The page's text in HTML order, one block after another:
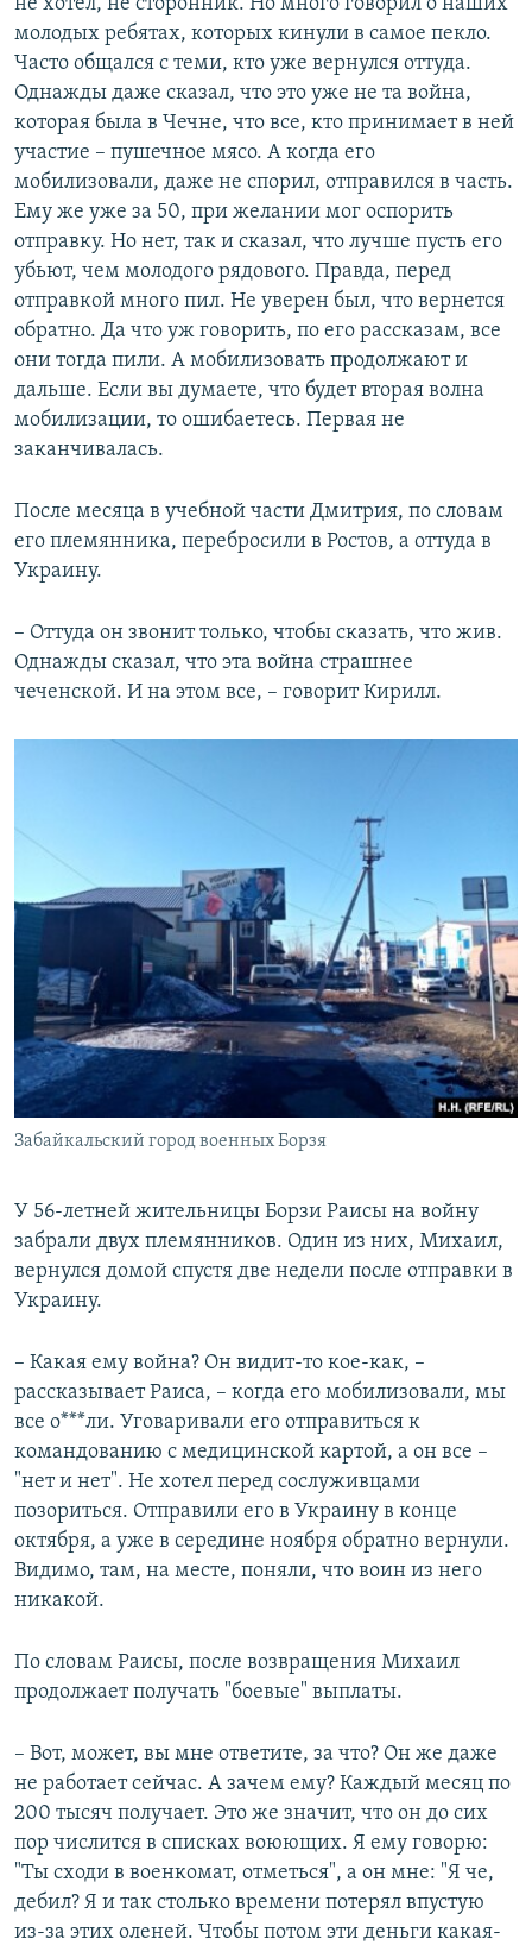
молодых ребятах, которых кинули в самое пекло.
Часто общался с теми, кто уже вернулся оттуда.
Однажды даже сказал, что это уже не та война,
которая была в Чечне, что все, кто принимает в ней
участие – пушечное мясо. А когда его
мобилизовали, даже не спорил, отправился в часть.
Ему же уже за 50, при желании мог оспорить
отправку. Но нет, так и сказал, что лучше пусть его
убьют, чем молодого рядового. Правда, перед
отправкой много пил. Не уверен был, что вернется
обратно. Да что уж говорить, по его рассказам, все
они тогда пили. А мобилизовать продолжают и
дальше. Если вы думаете, что будет вторая волна
мобилизации, то ошибаетесь. Первая не
заканчивалась.
После месяца в учебной части Дмитрия, по словам
его племянника, перебросили в Ростов, а оттуда в
Украину.
– Оттуда он звонит только, чтобы сказать, что жив.
Однажды сказал, что эта война страшнее
чеченской. И на этом все, – говорит Кирилл.
Забайкальский город военных Борзя
У 56-летней жительницы Борзи Раисы на войну
забрали двух племянников. Один из них, Михаил,
вернулся домой спустя две недели после отправки в
Украину.
– Какая ему война? Он видит-то кое-как, –
рассказывает Раиса, – когда его мобилизовали, мы
все о***ли. Уговаривали его отправиться к
командованию с медицинской картой, а он все –
"нет и нет". Не хотел перед сослуживцами
позориться. Отправили его в Украину в конце
октября, а уже в середине ноября обратно вернули.
Видимо, там, на месте, поняли, что воин из него
никакой.
По словам Раисы, после возвращения Михаил
продолжает получать "боевые" выплаты.
– Вот, может, вы мне ответите, за что? Он же даже
не работает сейчас. А зачем ему? Каждый месяц по
200 тысяч получает. Это же значит, что он до сих
пор числится в списках воюющих. Я ему говорю:
"Ты сходи в военкомат, отметься", а он мне: "Я че,
дебил? Я и так столько времени потерял впустую
из-за этих оленей. Чтобы потом эти деньги какая-